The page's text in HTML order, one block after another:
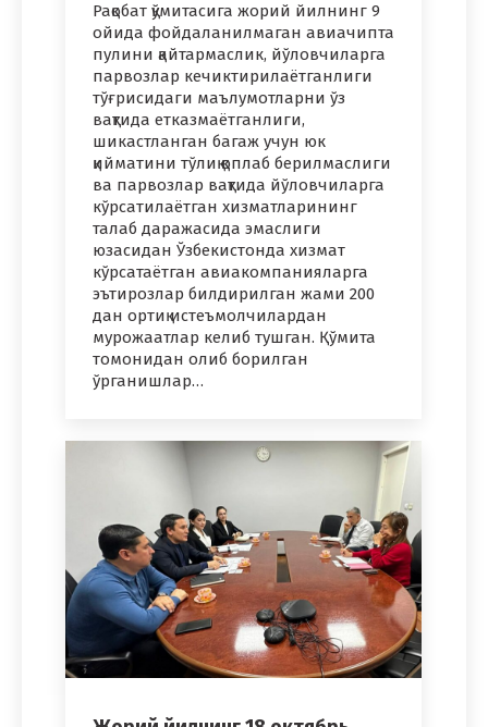
Рақобат қўмитасига жорий йилнинг 9
ойида фойдаланилмаган авиачипта
пулини қайтармаслик, йўловчиларга
парвозлар кечиктирилаётганлиги
тўғрисидаги маълумотларни ўз
вақтида етказмаётганлиги,
шикастланган багаж учун юк
қийматини тўлиқ қоплаб берилмаслиги
ва парвозлар вақтида йўловчиларга
кўрсатилаётган хизматларининг
талаб даражасида эмаслиги
юзасидан Ўзбекистонда хизмат
кўрсатаётган авиакомпанияларга
эътирозлар билдирилган жами 200
дан ортиқ истеъмолчилардан
мурожаатлар келиб тушган. Қўмита
томонидан олиб борилган
ўрганишлар…